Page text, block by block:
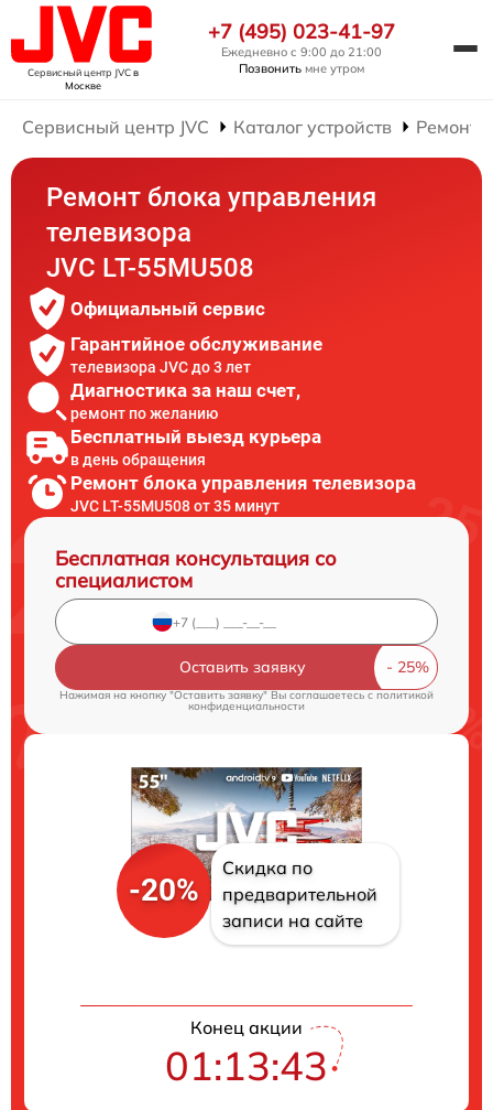
Сервисный центр JVCв
Москве
+7 (495) 023-41-97
Ежедневно с 9:00 до 21:00
Позвонить мне утром
Сервисный центр JVC Каталог устройств Ремонт
Ремонт блока управления
телевизора
JVC LT-55MU508
Официальный сервис
Гарантийное обслуживание
телевизора JVC до 3 лет
Диагностика за наш счет,
ремонт по желанию
Бесплатный выезд курьера
в день обращения
Ремонт блока управления телевизора
JVC LT-55MU508 от 35 минут
Бесплатная консультация со
специалистом
Оставить заявку
Нажимая на кнопку "Оставить заявку" Вы соглашаетесь cполитикой
конфиденциальности
-20%
Скидка по
предварительной
записи на сайте
Конец акции
01:13:42